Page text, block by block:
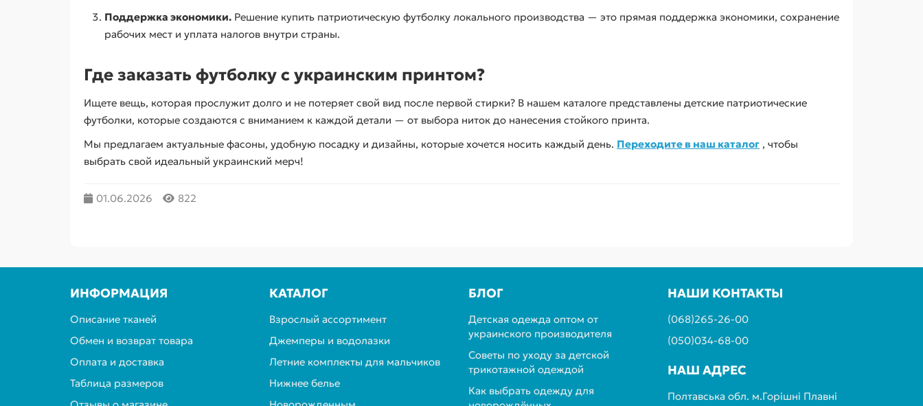
Поддержка экономики. Решение купить патриотическую футболку локального производства — это прямая поддержка экономики, сохранение
рабочих мест и уплата налогов внутри страны.
Где заказать футболку с украинским принтом?
Ищете вещь, которая прослужит долго и не потеряет свой вид после первой стирки? В нашем каталоге представлены детские патриотические
футболки, которые создаются с вниманием к каждой детали — от выбора ниток до нанесения стойкого принта.
Мы предлагаем актуальные фасоны, удобную посадку и дизайны, которые хочется носить каждый день. Переходите в наш каталог , чтобы
выбрать свой идеальный украинский мерч!
01.06.2026 822
ИНФОРМАЦИЯ
Описание тканей
Обмен и возврат товара
Оплата и доставка
Таблица размеров
КАТАЛОГ
Взрослый ассортимент
Джемперы и водолазки
Летние комплекты для мальчиков
Нижнее белье
БЛОГ
Детская одежда оптом от
украинского производителя
Советы по уходу за детской
трикотажной одеждой
Как выбрать одежду для
НАШИ КОНТАКТЫ
(068)265-26-00
(050)034-68-00
НАШ АДРЕС
Полтавська обл. м.Горішні Плавні